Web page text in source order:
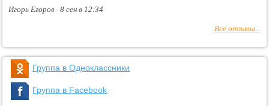
Игорь Егоров 8 сен в 12:34
Все отзывы...
Группа в Одноклассники
Группа в Facebook